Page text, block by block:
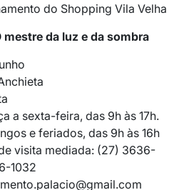
do Shopping Vila Velha
mestre da luz e da sombra
a sexta-feira, das 9h às 17h.
e feriados, das 9h às 16h
visita mediada: (27) 3636-
1032